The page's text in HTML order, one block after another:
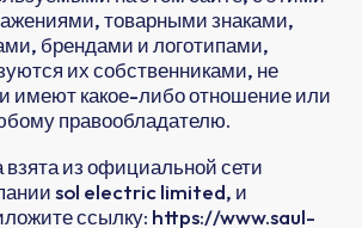
товарными знаками,
брендами и логотипами,
их собственниками, не
имеют какое-либо отношение или
правообладателю.
взята из официальной сети
sol electric limited, и
ссылку: https://www.saul-